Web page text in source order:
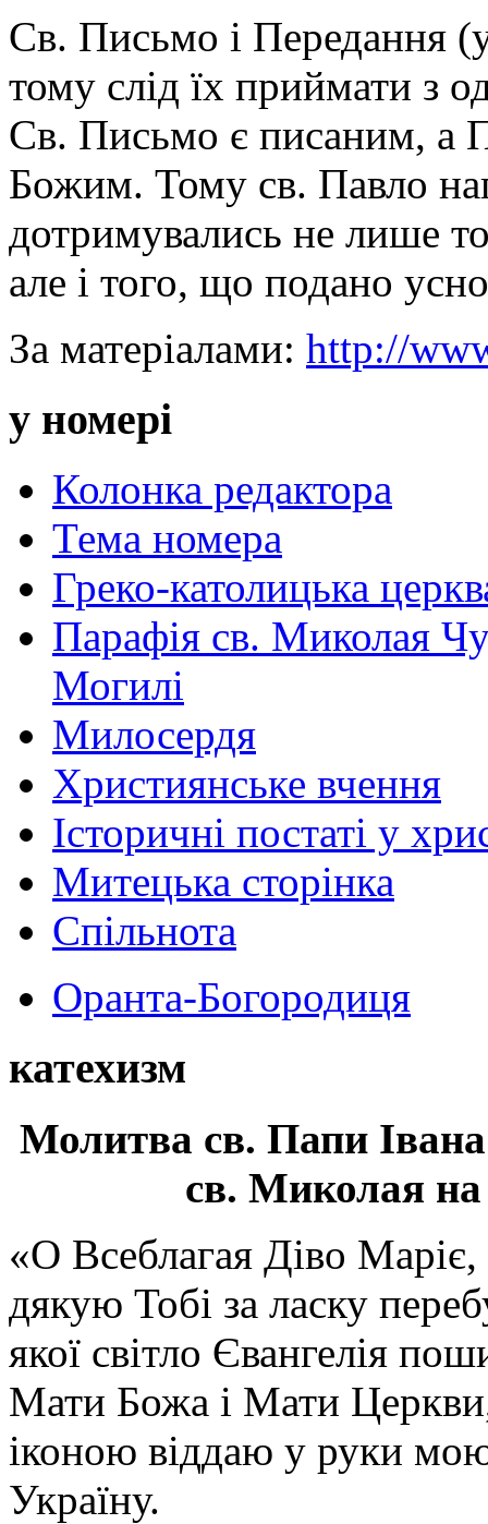
Св. Письмо і Передання
тому слід їх приймати
Св. Письмо є писаним, а
Божим. Тому св. Павло
дотримувались не лише
але і того, що подано
За матеріалами: http://
у номері
Колонка редактора
Тема номера
Греко-католицька
Парафія св. Миколая
Могилі
Милосердя
Християнське вчення
Історичні постаті у
Митецька сторінка
Спільнота
Оранта-Богородиця
катехизм
Молитва св. Папи
св. Миколая на
«О Всеблагая Діво
дякую Тобі за ласку
якої світло Євангелія
Мати Божа і Мати
іконою віддаю у руки
Україну.